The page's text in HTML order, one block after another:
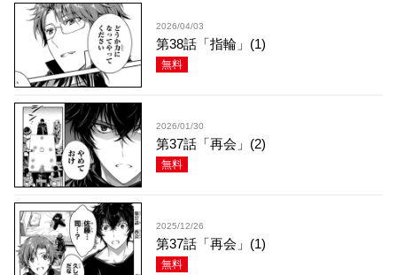
2026/04/03
第38話「指輪」(1)
無料
2026/01/30
第37話「再会」(2)
無料
2025/12/26
第37話「再会」(1)
無料